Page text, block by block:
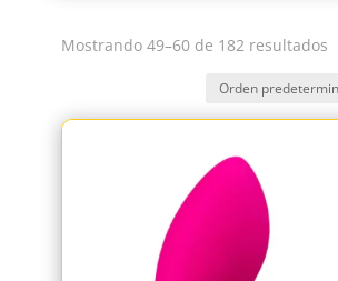
Mostrando 49–60 de 182 resultados